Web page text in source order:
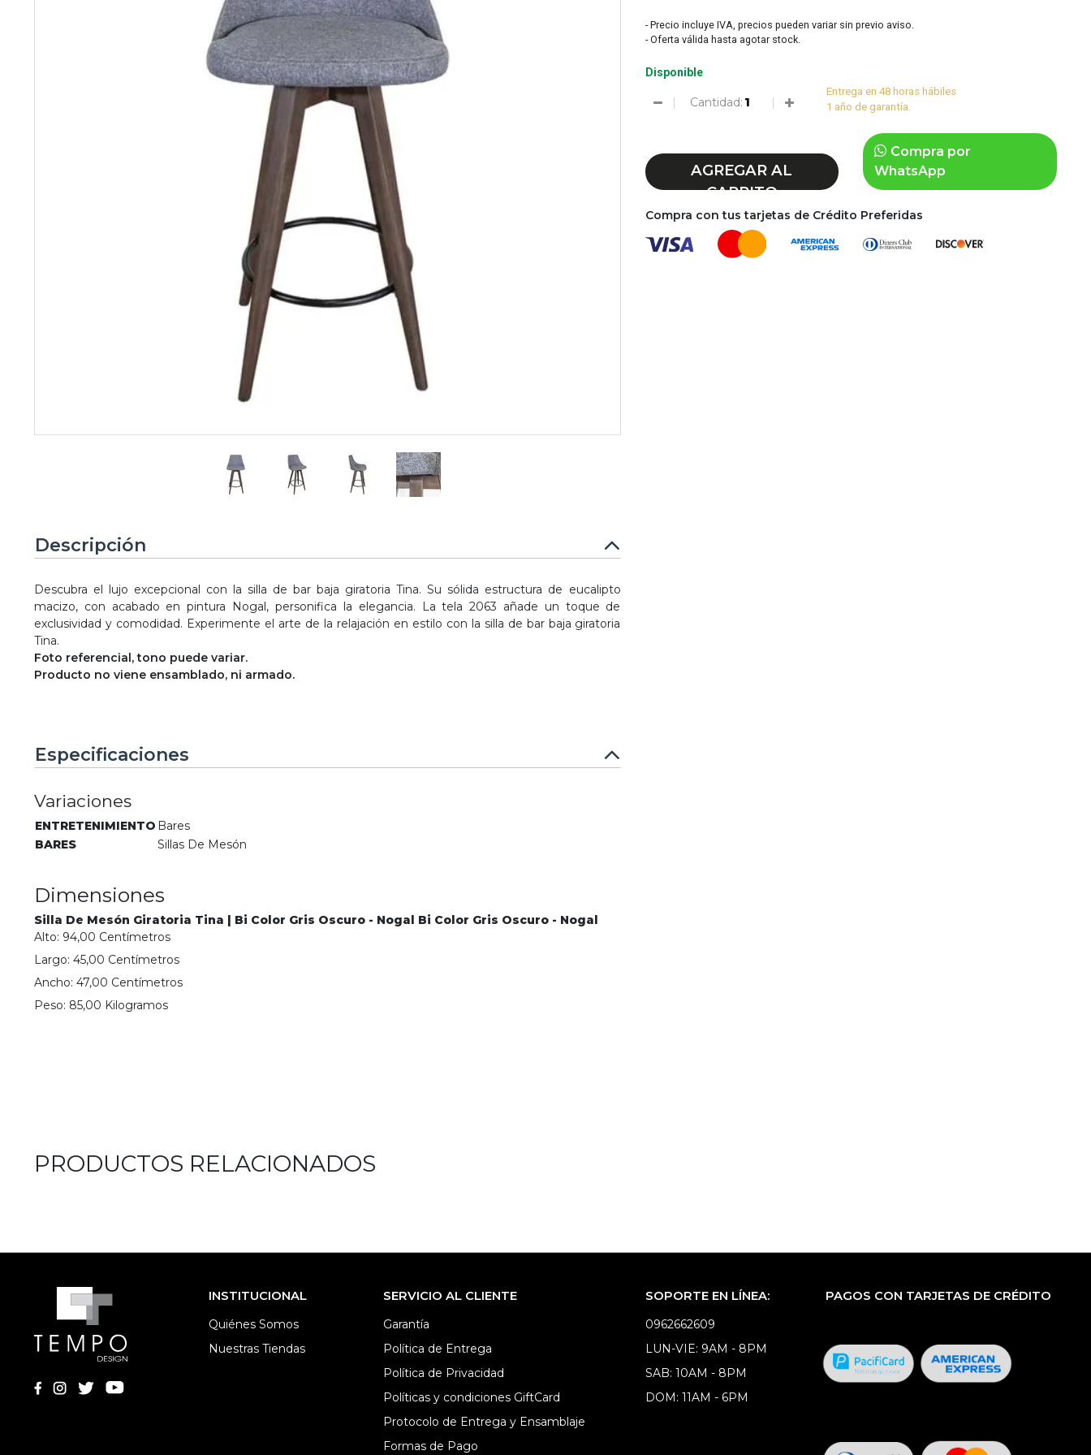
- Precio incluye IVA, precios pueden variar sin previo aviso.
- Oferta válida hasta agotar stock.
Disponible
Cantidad:
Entrega en 48 horas hábiles
1 año de garantía.
AGREGAR AL
CARRITO
Compra por
WhatsApp
Compra con tus tarjetas de Crédito Preferidas
Descripción
Descubra el lujo excepcional con la silla de bar baja giratoria Tina. Su sólida estructura de eucalipto
macizo, con acabado en pintura Nogal, personifica la elegancia. La tela 2063 añade un toque de
exclusividad y comodidad. Experimente el arte de la relajación en estilo con la silla de bar baja giratoria
Tina.
Foto referencial, tono puede variar.
Producto no viene ensamblado, ni armado.
Especificaciones
Variaciones
ENTRETENIMIENTO Bares
BARES
Sillas De Mesón
Dimensiones
Silla De Mesón Giratoria Tina | Bi Color Gris Oscuro - Nogal Bi Color Gris Oscuro - Nogal
Alto: 94,00 Centímetros
Largo: 45,00 Centímetros
Ancho: 47,00 Centímetros
Peso: 85,00 Kilogramos
PRODUCTOS RELACIONADOS
INSTITUCIONAL
Quiénes Somos
Nuestras Tiendas
SERVICIO AL CLIENTE
Garantía
Política de Entrega
Política de Privacidad
Políticas y condiciones GiftCard
Protocolo de Entrega y Ensamblaje
Formas de Pago
SOPORTE EN LÍNEA:
0962662609
LUN-VIE: 9AM - 8PM
SAB: 10AM - 8PM
DOM: 11AM - 6PM
PAGOS CON TARJETAS DE CRÉDITO